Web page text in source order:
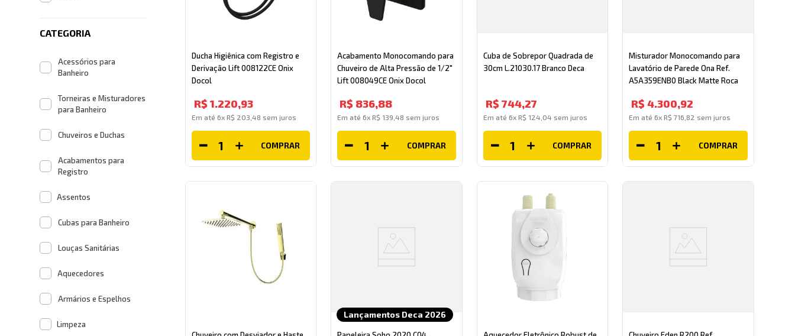
CATEGORIA
Acessórios para
Banheiro
Torneiras e Misturadores
para Banheiro
Chuveiros e Duchas
Acabamentos para
Registro
Assentos
Cubas para Banheiro
Louças Sanitárias
Aquecedores
Armários e Espelhos
Limpeza
Ducha Higiênica com Registro e
Derivação Lift 008122CE Onix
Docol
R$ 1.220,93
Em até 6x R$ 203 48 sem juros
COMPRAR
Acabamento Monocomando para
Chuveiro de Alta Pressão de 1/2"
Lift 008049CE Onix Docol
R$ 836,88
Em até6xR$ 139 ,48 sem juros
COMPRAR
Cuba de Sobrepor Quadrada de
30cm L.21030.17 Branco Deca
R$ 744,27
Em até 6x R$ 124 04 sem juros
COMPRAR
Misturador Monocomando para
Lavatório de Parede Ona Ref.
A5A359ENB0 Black Matte Roca
R$ 4.300,92
Em até6xR$ 716 82 sem juros
COMPRAR
Lançamentos Deca 2026